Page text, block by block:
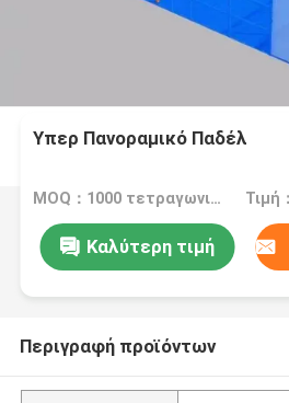
Υπερ Πανοραμικό Παδέλ
MOQ：1000 τετραγωνικά μέτρα
Καλύτερη τιμή
Περιγραφή προϊόντων